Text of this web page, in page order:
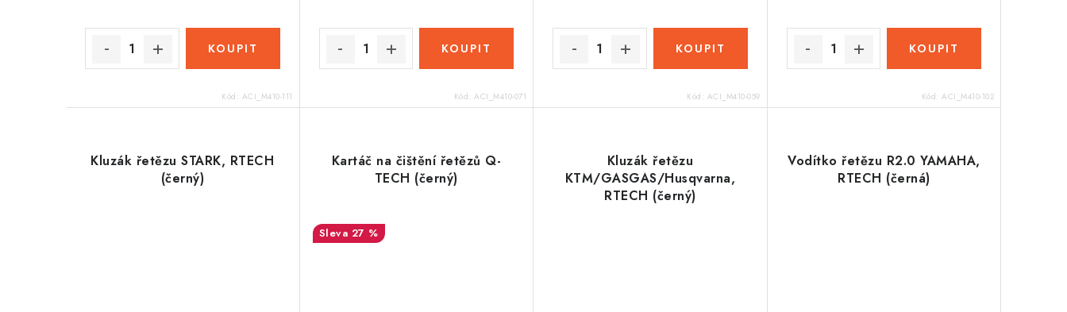
Kód: ACI_M410-111 Kód: ACI_M410-071 Kód: ACI_M410-059 Kód: ACI_M410-102
Kluzák řetězu STARK, RTECH
(černý)
Kartáč na čištění řetězů Q-
TECH (černý)
27 %
Kluzák řetězu
KTM/GASGAS/Husqvarna,
RTECH (černý)
Vodítko řetězu R2.0 YAMAHA,
RTECH (černá)